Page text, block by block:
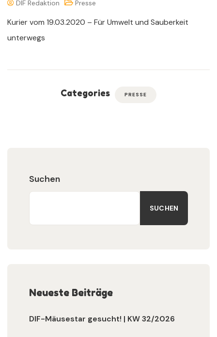
DIF Redaktion Presse
Kurier vom 19.03.2020 – Für Umwelt und Sauberkeit
unterwegs
Categories PRESSE
Suchen
SUCHEN
Neueste Beiträge
DIF-Mäusestar gesucht! | KW 32/2026